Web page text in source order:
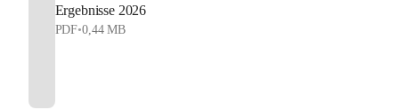
Ergebnisse 2026
PDF•0,44 MB